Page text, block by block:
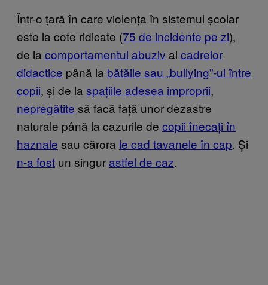
Într-o țară în care violența în sistemul școlar
este la cote ridicate (75 de incidente pe zi),
de la comportamentul abuziv al cadrelor
didactice până la bătăile sau „bullying”-ul între
copii, și de la spațiile adesea improprii,
nepregătite să facă față unor dezastre
naturale până la cazurile de copii înecați în
haznale sau cărora le cad tavanele în cap. Și
n-a fost un singur astfel de caz.